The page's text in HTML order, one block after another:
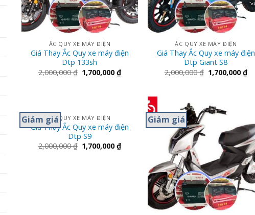
ẮC QUY XE MÁY ĐIỆN
Giá Thay Ắc Quy xe máy điện
Dtp 133sh
2,000,000₫ 1,700,000₫
ẮC QUY XE MÁY ĐIỆN
Giá Thay Ắc Quy xe máy điện
Dtp Giant S8
2,000,000₫ 1,700,000₫
Giảm giáẮC QUY XE MÁY ĐIỆN
Giá Thay Ắc Quy xe máy điện
Dtp S9
2,000,000₫ 1,700,000₫
Giảm giá